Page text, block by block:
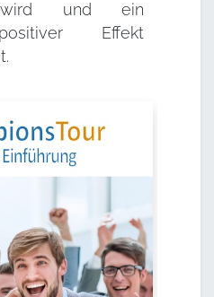
wird und ein
Effekt